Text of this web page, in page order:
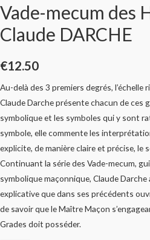
Vade-mecum des
Claude DARCHE
€12.50
Au-delà des 3 premiers degrés,
Claude Darche présente chacun de ces
symbolique et les symboles qui y sont
symbole, elle commente les
explicite, de manière claire et précise, le
Continuant la série des Vade-mecum,
symbolique maçonnique, Claude Darche
explicative que dans ses précédents
de savoir que le Maître Maçon
Grades doit posséder.